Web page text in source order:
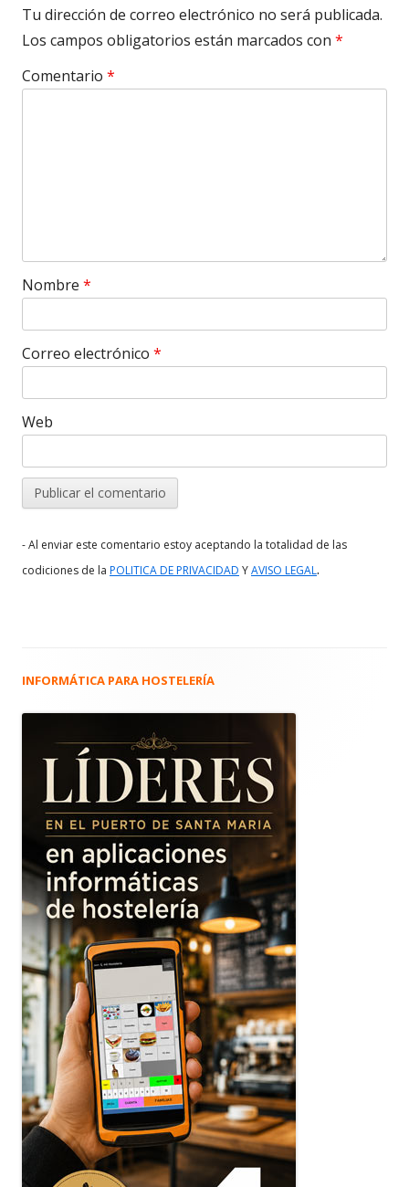
Tu dirección de correo electrónico no será publicada.
Los campos obligatorios están marcados con *
Comentario *
Nombre *
Correo electrónico *
Web
- Al enviar este comentario estoy aceptando la totalidad de las
codiciones de la POLITICA DE PRIVACIDAD YAVISO LEGAL.
Barra
principal
INFORMÁTICA PARA HOSTELERÍA